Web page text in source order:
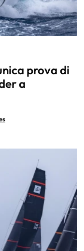
prova di
a